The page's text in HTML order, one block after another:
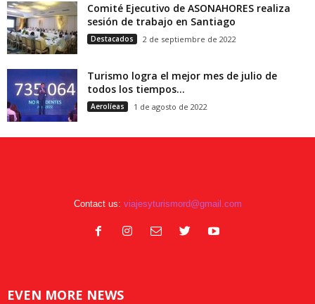
Comité Ejecutivo de ASONAHORES realiza
sesión de trabajo en Santiago
Destacados 2 de septiembre de 2022
Turismo logra el mejor mes de julio de
todos los tiempos...
Aerolíeas 1 de agosto de 2022
Contact us: viajesyturismord@gmail.com
EVEN MORE NEWS